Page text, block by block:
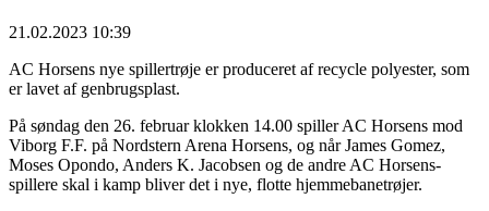
21.02.2023 10:39
AC Horsens nye spillertrøje er produceret af recycle polyester, som
er lavet af genbrugsplast.
På søndag den 26. februar klokken 14.00 spiller AC Horsens mod
Viborg F.F. på Nordstern Arena Horsens, og når James Gomez,
Moses Opondo, Anders K. Jacobsen og de andre AC Horsens-
spillere skal i kamp bliver det i nye, flotte hjemmebanetrøjer.